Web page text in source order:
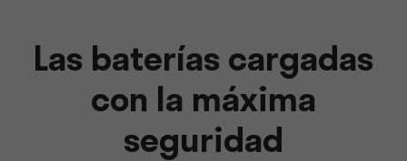
Las baterías cargadas
con la máxima
seguridad